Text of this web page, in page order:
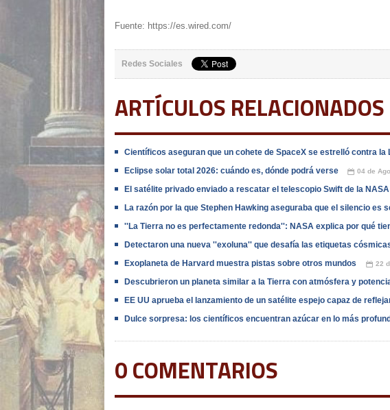
Fuente: https://es.wired.com/
Redes Sociales
ARTÍCULOS RELACIONADOS
Científicos aseguran que un cohete de SpaceX se estrelló contra la
Eclipse solar total 2026: cuándo es, dónde podrá verse 📅 04 de
El satélite privado enviado a rescatar el telescopio Swift de la
La razón por la que Stephen Hawking aseguraba que el silencio es
''La Tierra no es perfectamente redonda'': NASA explica por qué
Detectaron una nueva ''exoluna'' que desafía las etiquetas
Exoplaneta de Harvard muestra pistas sobre otros mundos 📅 22
Descubrieron un planeta similar a la Tierra con atmósfera y
EE UU aprueba el lanzamiento de un satélite espejo capaz de
Dulce sorpresa: los científicos encuentran azúcar en lo más
0 COMENTARIOS